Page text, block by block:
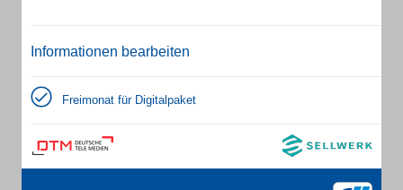
Informationen bearbeiten
Freimonat für Digitalpaket